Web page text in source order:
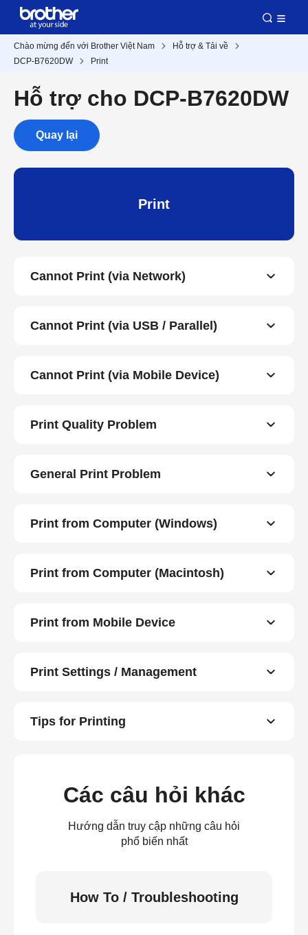
Chào mừng đến với Brother Việt Nam
Hỗ trợ & Tải về
DCP-B7620DW
Print
Hỗ trợ cho DCP-B7620DW
Quay lại
Print
Cannot Print (via Network)
Cannot Print (via USB / Parallel)
Cannot Print (via Mobile Device)
Print Quality Problem
General Print Problem
Print from Computer (Windows)
Print from Computer (Macintosh)
Print from Mobile Device
Print Settings / Management
Tips for Printing
Các câu hỏi khác
Hướng dẫn truy cập những câu hỏi
phổ biến nhất
How To / Troubleshooting